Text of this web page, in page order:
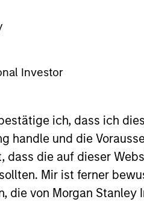
Investor
ich, dass ich
handle und die
dass die auf dieser
Mir ist ferner
die von Morgan
EXPERIENCE
Zhong is a Executive
current role, he was an
investments. Prior to
and a summer intern